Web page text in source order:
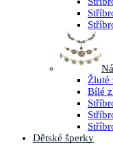
Žluté
Bílé
Dětské šperky